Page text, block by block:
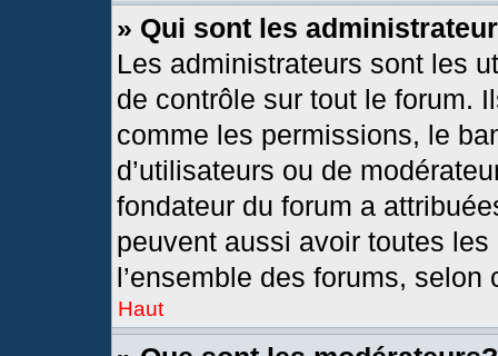
» Qui sont les
Les administrateurs sont les
de contrôle sur tout le forum.
comme les permissions, le
d’utilisateurs ou de
fondateur du forum a
peuvent aussi avoir toutes
l’ensemble des forums,
Haut